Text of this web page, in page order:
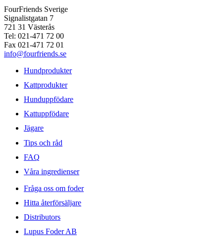
FourFriends Sverige
Signalistgatan 7
721 31 Västerås
Tel: 021-471 72 00
Fax 021-471 72 01
info@fourfriends.se
Hundprodukter
Kattprodukter
Hunduppfödare
Kattuppfödare
Jägare
Tips och råd
FAQ
Våra ingredienser
Fråga oss om foder
Hitta återförsäljare
Distributors
Lupus Foder AB